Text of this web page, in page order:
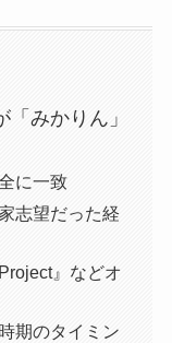
みかりん」
に一致
志望だった経
』などオ
期のタイミン